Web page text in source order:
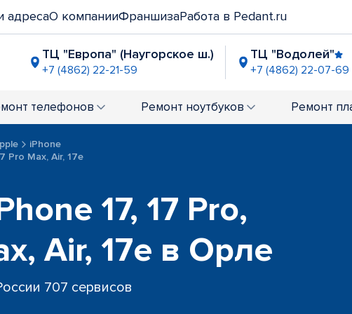
адресаО компанииФраншизаРабота в Pedant.ru
ТЦ "Европа" (Наугорское ш.)
+7 (4862) 22-21-59
ТЦ "Водолей"
+7 (4862) 22-07-69
+7 (4862) 22-06-87
телефонов Ремонт ноутбуков Ремонт
iPhone
Pro Max, Air, 17e
17, 17 Pro,
Air, 17e в Орле
707 сервисов